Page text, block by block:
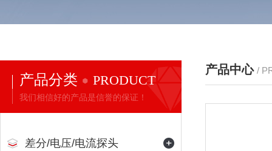
产品分类 PRODUCT
我们相信好的产品是信誉的保证！
差分/电压/电流探头
产品中心 /